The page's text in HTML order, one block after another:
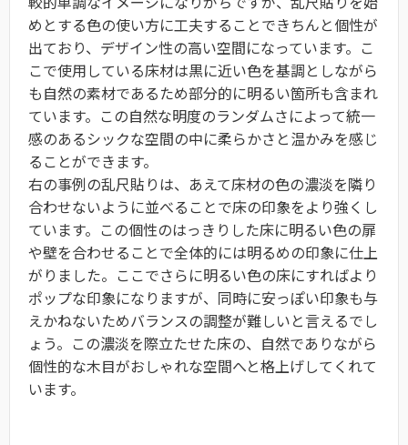
めとする色の使い方に工夫することできちんと個性が
出ており、デザイン性の高い空間になっています。こ
こで使用している床材は黒に近い色を基調としながら
も自然の素材であるため部分的に明るい箇所も含まれ
ています。この自然な明度のランダムさによって統一
感のあるシックな空間の中に柔らかさと温かみを感じ
ることができます。
右の事例の乱尺貼りは、あえて床材の色の濃淡を隣り
合わせないように並べることで床の印象をより強くし
ています。この個性のはっきりした床に明るい色の扉
や壁を合わせることで全体的には明るめの印象に仕上
がりました。ここでさらに明るい色の床にすればより
ポップな印象になりますが、同時に安っぽい印象も与
えかねないためバランスの調整が難しいと言えるでし
ょう。この濃淡を際立たせた床の、自然でありながら
個性的な木目がおしゃれな空間へと格上げしてくれて
います。